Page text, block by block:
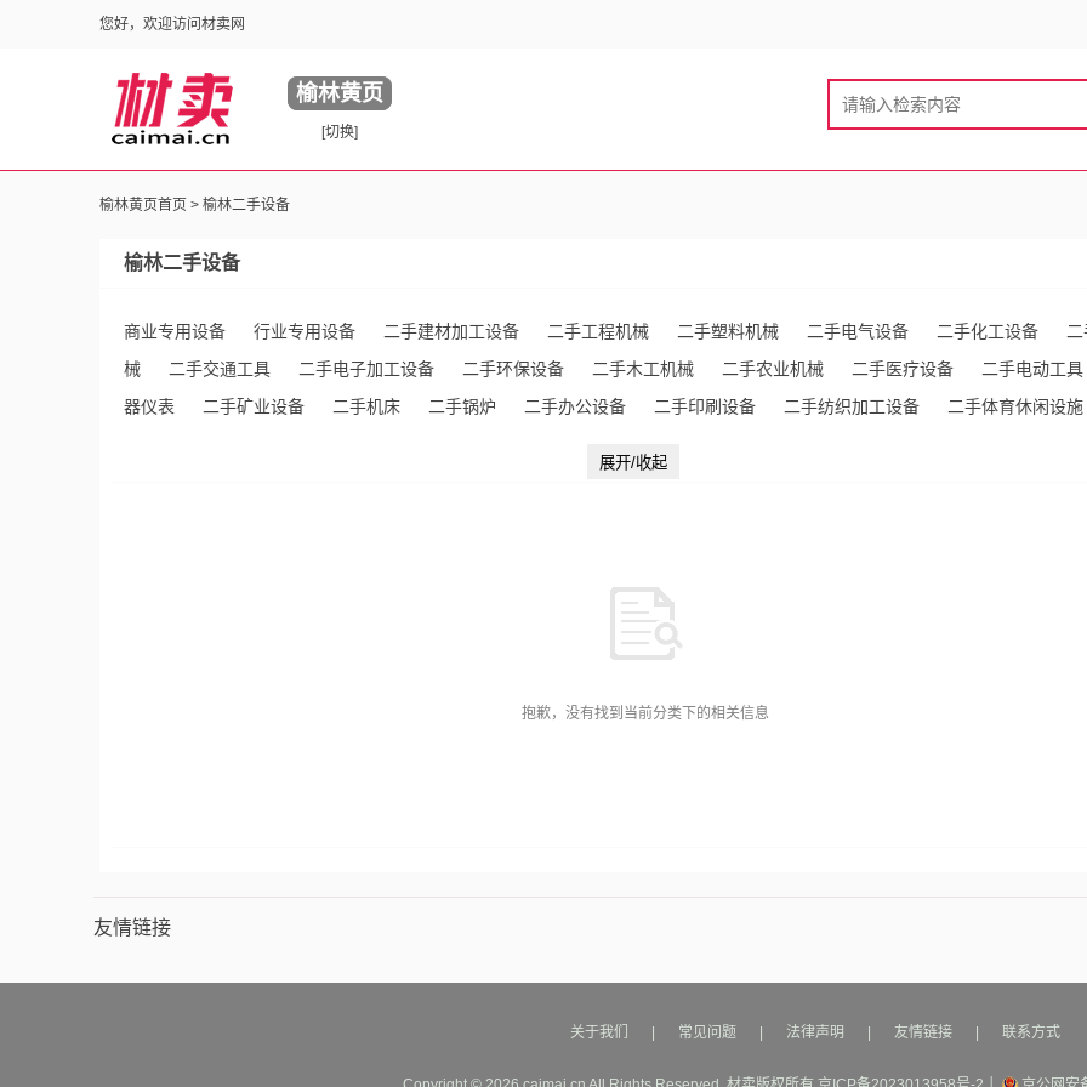
您好，欢迎访问材卖网
榆林黄页
[切换]
榆林黄页首页 > 榆林二手设备
榆林二手设备
商业专用设备 行业专用设备 二手建材加工设备 二手工程机械 二手塑料机械 二手电气设备 二手化工设备
械
二手交通工具 二手电子加工设备 二手环保设备 二手木工机械 二手农业机械 二手医疗设备 二手电动工具
器仪表
二手矿业设备 二手机床 二手锅炉 二手办公设备 二手印刷设备 二手纺织加工设备 二手体育休闲设施
展开/收起
抱歉，没有找到当前分类下的相关信息
友情链接
关于我们 常见问题 法律声明 友情链接 联系方式